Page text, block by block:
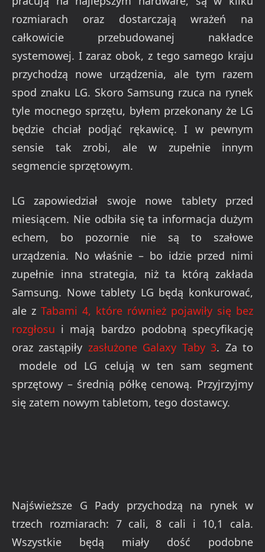
rozmiarach oraz dostarczają wrażeń na
całkowicie przebudowanej nakładce
systemowej. I zaraz obok, z tego samego kraju
przychodzą nowe urządzenia, ale tym razem
spod znaku LG. Skoro Samsung rzuca na rynek
tyle mocnego sprzętu, byłem przekonany że LG
będzie chciał podjąć rękawicę. I w pewnym
sensie tak zrobi, ale w zupełnie innym
segmencie sprzętowym.
LG zapowiedział swoje nowe tablety przed
miesiącem. Nie odbiła się ta informacja dużym
echem, bo pozornie nie są to szałowe
urządzenia. No właśnie – bo idzie przed nimi
zupełnie inna strategia, niż ta którą zakłada
Samsung. Nowe tablety LG będą konkurować,
ale z Tabami 4, które również pojawiły się bez
rozgłosu i mają bardzo podobną specyfikację
oraz zastąpiły zasłużone Galaxy Taby 3. Za to
modele od LG celują w ten sam segment
sprzętowy – średnią półkę cenową. Przyjrzyjmy
się zatem nowym tabletom, tego dostawcy.
Najświeższe G Pady przychodzą na rynek w
trzech rozmiarach: 7 cali, 8 cali i 10,1 cala.
Wszystkie będą miały dość podobne